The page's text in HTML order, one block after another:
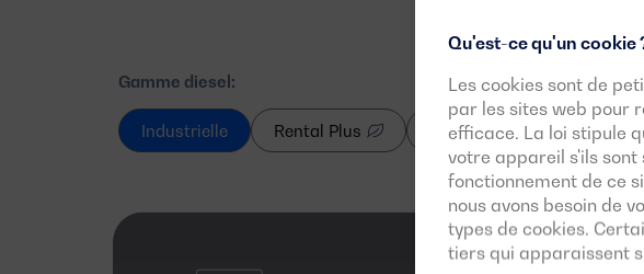
Qu'est-ce qu'un cookie
Les cookies sont de
par les sites web pour
efficace. La loi stipule
votre appareil s'ils
fonctionnement de ce
nous avons besoin de
types de cookies.
tiers qui apparaissent
Gamme diesel:
Industrielle Rental Plus Haute Puissance